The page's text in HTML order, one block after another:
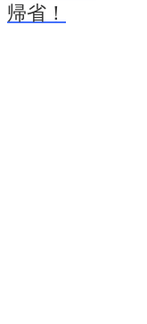
帰省！